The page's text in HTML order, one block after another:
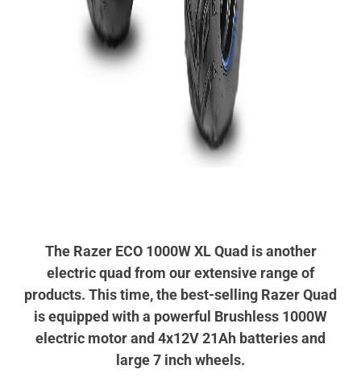
The Razer ECO 1000W XL Quad is another
electric quad from our extensive range of
products. This time, the best-selling Razer Quad
is equipped with a powerful Brushless 1000W
electric motor and 4x12V 21Ah batteries and
large 7 inch wheels.